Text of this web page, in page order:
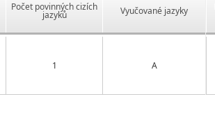
Počet povinných cizích
jazyků Vyučované jazyky
1 A